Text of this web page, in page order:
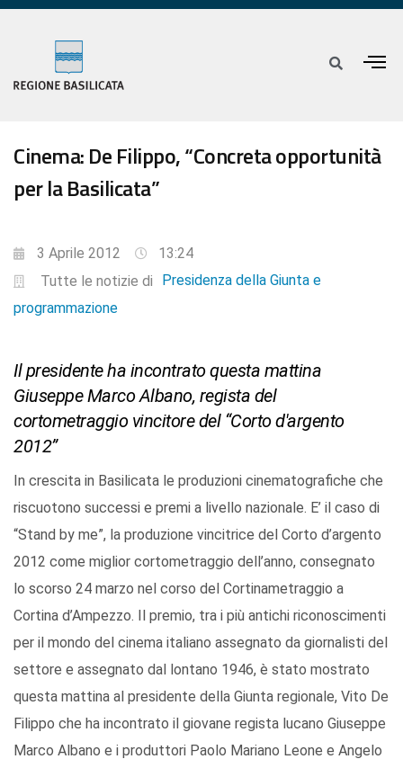
Cinema: De Filippo, “Concreta opportunità
per la Basilicata”
3 Aprile 2012
13:24
Tutte le notizie di
Presidenza della Giunta e
programmazione
Il presidente ha incontrato questa mattina
Giuseppe Marco Albano, regista del
cortometraggio vincitore del “Corto d'argento
2012”
In crescita in Basilicata le produzioni cinematografiche che
riscuotono successi e premi a livello nazionale. E’ il caso di
“Stand by me”, la produzione vincitrice del Corto d’argento
2012 come miglior cortometraggio dell’anno, consegnato
lo scorso 24 marzo nel corso del Cortinametraggio a
Cortina d’Ampezzo. Il premio, tra i più antichi riconoscimenti
per il mondo del cinema italiano assegnato da giornalisti del
settore e assegnato dal lontano 1946, è stato mostrato
questa mattina al presidente della Giunta regionale, Vito De
Filippo che ha incontrato il giovane regista lucano Giuseppe
Marco Albano e i produttori Paolo Mariano Leone e Angelo